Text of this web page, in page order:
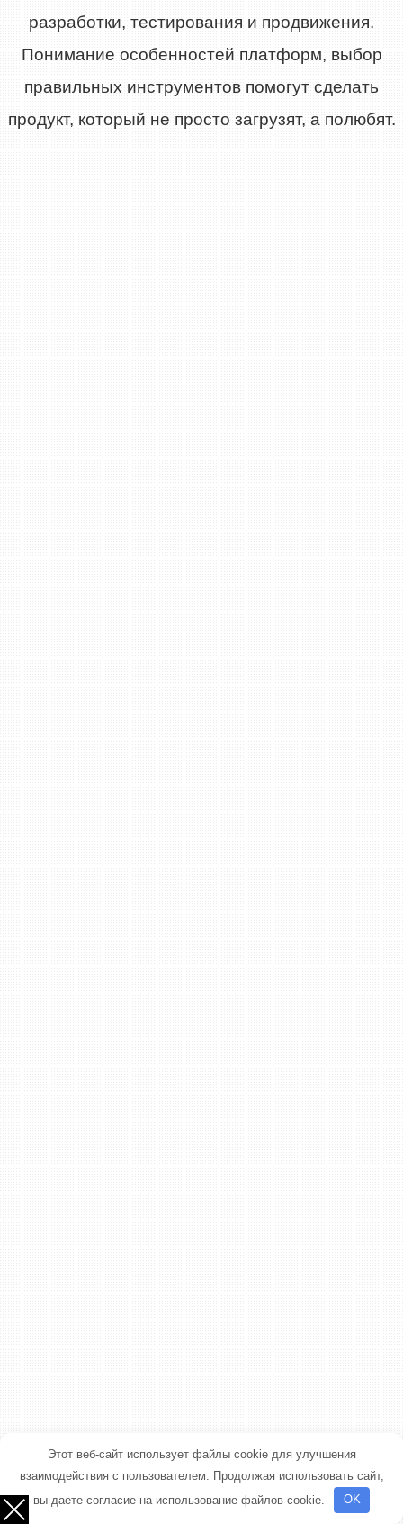
разработки, тестирования и продвижения.
Понимание особенностей платформ, выбор
правильных инструментов помогут сделать
продукт, который не просто загрузят, а полюбят.
Этот веб-сайт использует файлы cookie для улучшения
взаимодействия с пользователем. Продолжая использовать сайт,
вы даете согласие на использование файлов cookie.
OK